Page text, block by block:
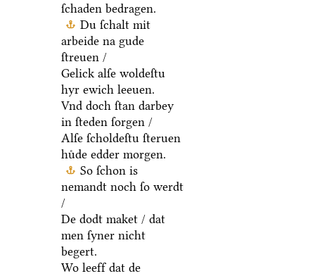
ſchaden bedragen.
Du ſchalt mit
arbeide na gude
ſtreuen /
Gelick alſe woldeſtu
hyr ewich leeuen.
Vnd doch ſtan darbey
in ſteden ſorgen /
Alſe ſcholdeſtu ſteruen
huͤde edder morgen.
So ſchon is
nemandt noch ſo werdt
/
De dodt maket / dat
men ſyner nicht
begert.
Wo leeff dat de